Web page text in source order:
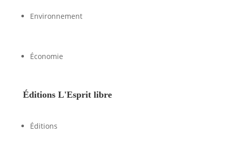
Environnement
Économie
Éditions L'Esprit libre
Éditions